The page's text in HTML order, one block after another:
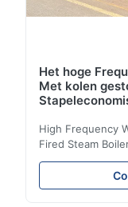
Het hoge
Met kolen
High Frequency
Fired Steam
Coil Boiler
the energy
reduce the cost